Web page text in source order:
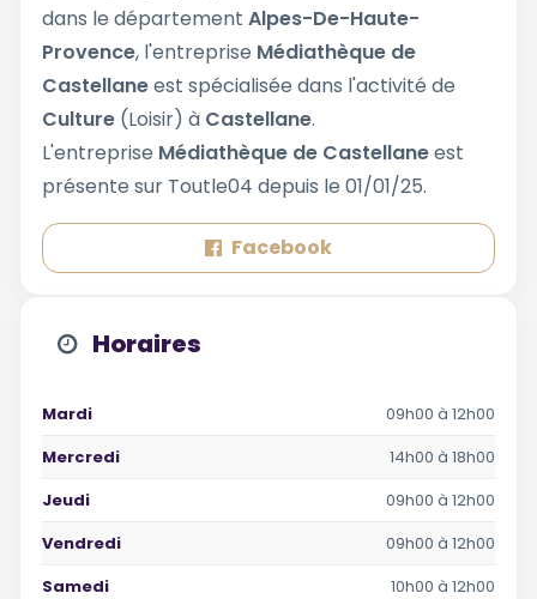
dans le département Alpes-De-Haute-
Provence, l'entreprise Médiathèque de
Castellaneest spécialisée dans l'activité de
Culture (Loisir) à Castellane.
L'entreprise Médiathèque de Castellaneest
présente sur Toutle04 depuis le 01/01/25.
Facebook
Horaires
Mardi
09h00 à 12h00
Mercredi
14h00 à 18h00
Jeudi
09h00 à 12h00
Vendredi
09h00 à 12h00
Samedi
10h00 à 12h00